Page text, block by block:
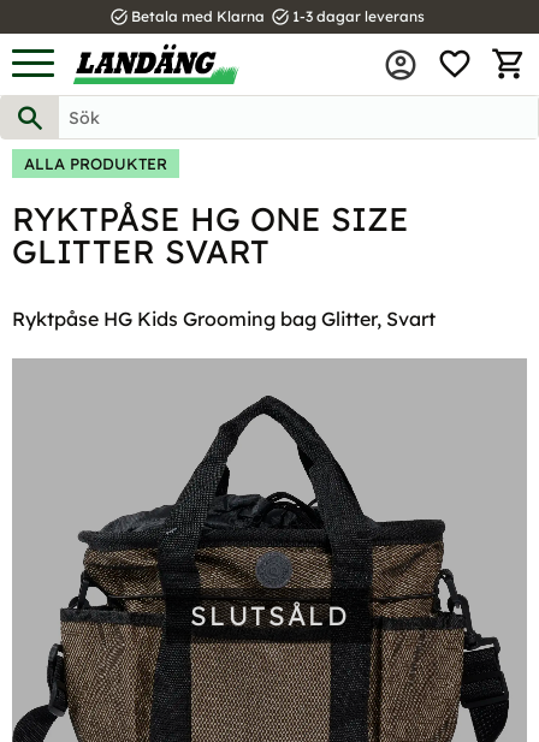
Meny
task_alt Betala med Klarna task_alt 1-3 dagar leverans
ALLA PRODUKTER
RYKTPÅSE HG ONE SIZE
GLITTER SVART
Ryktpåse HG Kids Grooming bag Glitter, Svart
SLUTSÅLD